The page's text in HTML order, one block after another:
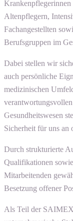
Altenpflegern,
Fachangestellten
Berufsgruppen im
Dabei stellen wir
auch persönliche
medizinischen
Gesundheitswesen
Sicherheit für uns an
Durch strukturierte
Qualifikationen
Mitarbeitenden
Besetzung offener
Als Teil der